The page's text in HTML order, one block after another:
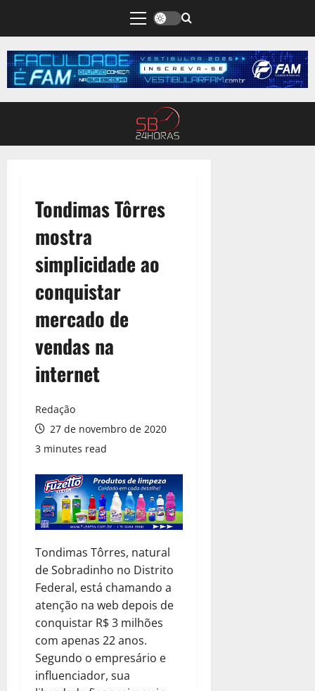
Tondimas Tôrres
mostra
simplicidade ao
conquistar
mercado de
vendas na
internet
Redação
27 de novembro de 2020
3 minutes read
Tondimas Tôrres, natural
de Sobradinho no Distrito
Federal, está chamando a
atenção na web depois de
conquistar R$ 3 milhões
com apenas 22 anos.
Segundo o empresário e
influenciador, sua